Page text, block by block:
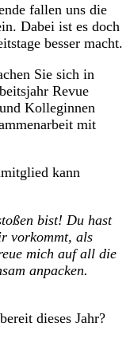
fallen uns die
Dabei ist es doch
besser macht.
Sie sich in
Revue
Kolleginnen
mit
kann
bist! Du hast
vorkommt, als
mich auf all die
anpacken.
dieses Jahr?